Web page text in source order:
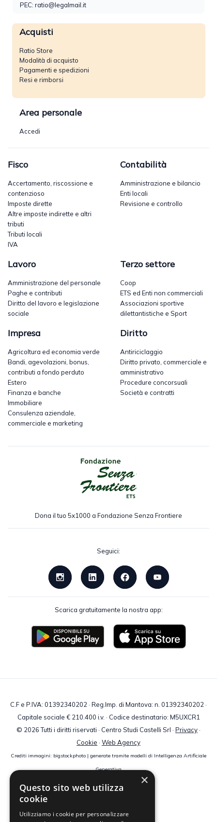
PEC: ratio@legalmail.it
Acquisti
Ratio Store
Modalità di acquisto
Pagamenti e spedizioni
Resi e rimborsi
Area personale
Accedi
Fisco
Accertamento, riscossione e
contenzioso
Imposte dirette
Altre imposte indirette e altri
tributi
Tributi locali
IVA
Contabilità
Amministrazione e bilancio
Enti locali
Revisione e controllo
Lavoro
Amministrazione del personale
Paghe e contributi
Diritto del lavoro e legislazione
sociale
Terzo settore
Coop
ETS ed Enti non commerciali
Associazioni sportive
dilettantistiche e Sport
Impresa
Agricoltura ed economia verde
Bandi, agevolazioni, bonus,
contributi a fondo perduto
Estero
Finanza e banche
Immobiliare
Consulenza aziendale,
commerciale e marketing
Diritto
Antiriciclaggio
Diritto privato, commerciale e
amministrativo
Procedure concorsuali
Società e contratti
Dona il tuo 5x1000 a Fondazione Senza Frontiere
Seguici:
Scarica gratuitamente la nostra app:
C.F e P.IVA: 01392340202 · Reg.Imp. di Mantova: n. 01392340202 ·
Capitale sociale € 210.400 i.v. · Codice destinatario: M5UXCR1
© 2026 Tutti i diritti riservati · Centro Studi Castelli Srl · Privacy·
Cookie · Web Agency
Crediti immagini: bigstockphoto | generate tramite modelli di Intelligenza Artificiale
Generativa
×
Questo sito web utilizza
cookie
Utilizziamo i cookie per personalizzare